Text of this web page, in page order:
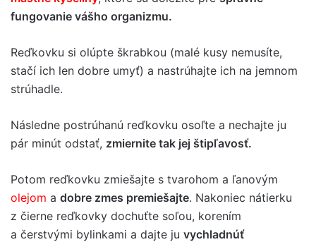
fungovanie vášho organizmu.
Reďkovku si olúpte škrabkou (malé kusy nemusíte,
stačí ich len dobre umyť) a nastrúhajte ich na jemnom
strúhadle.
Následne postrúhanú reďkovku osoľte a nechajte ju
pár minút odstať, zmiernite tak jej štipľavosť.
Potom reďkovku zmiešajte s tvarohom a ľanovým
olejom a dobre zmes premiešajte. Nakoniec nátierku
z čierne reďkovky dochuťte soľou, korením
a čerstvými bylinkami a dajte ju vychladnúť